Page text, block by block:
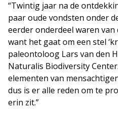
“Twintig jaar na de
paar oude vondsten onder
eerder onderdeel waren van
want het gaat om een stel
paleontoloog Lars van den
Naturalis Biodiversity
elementen van
dus is er alle reden om te
erin zit.”